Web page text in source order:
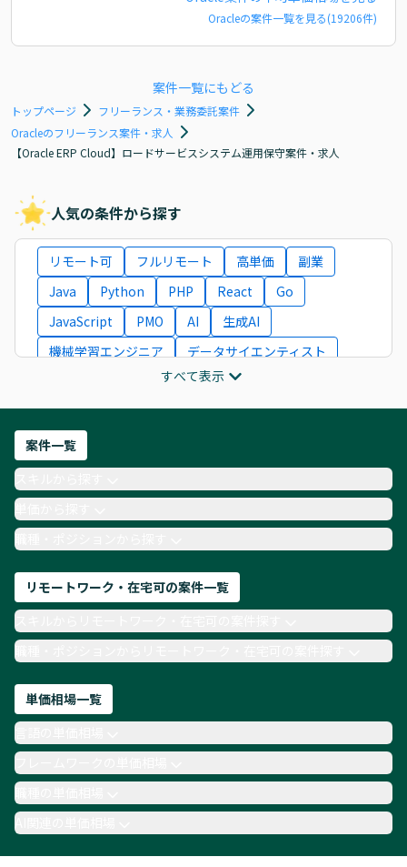
Oracleの案件一覧を見る(19206件)
案件一覧にもどる
トップページ
フリーランス・業務委託案件
Oracleのフリーランス案件・求人
【Oracle ERP Cloud】ロードサービスシステム運用保守案件・求人
人気の条件から探す
リモート可 フルリモート 高単価
副業
Java
Python PHP React
Go
JavaScript
PMO AI
生成AI
機械学習エンジニア
データサイエンティスト
ITコンサルタント
フロントエンドエンジニア
ネットワークエンジニア
AIエンジニア
Webデザイナー
月収100万円 業務委託
COBOL
Ruby
TypeScript
Laravel AWS
すべて表示
案件一覧
単価から探す
職種・ポジションから探す
リモートワーク・在宅可の案件一覧
職種・ポジションからリモートワーク・在宅可の案件探す
単価相場一覧
職種の単価相場
AI関連の単価相場